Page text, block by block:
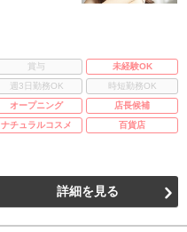
賞与
未経験OK
週3日勤務OK
時短勤務OK
オープニング
店長候補
ナチュラルコスメ 百貨店
詳細を見る